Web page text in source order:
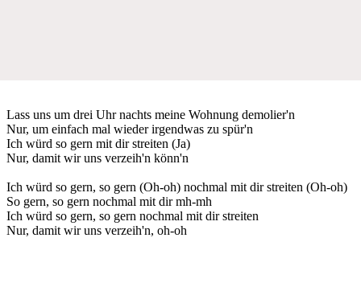
Lass uns um drei Uhr nachts meine Wohnung demolier'n
Nur, um einfach mal wieder irgendwas zu spür'n
Ich würd so gern mit dir streiten (Ja)
Nur, damit wir uns verzeih'n könn'n
Ich würd so gern, so gern (Oh-oh) nochmal mit dir streiten (Oh-oh)
So gern, so gern nochmal mit dir mh-mh
Ich würd so gern, so gern nochmal mit dir streiten
Nur, damit wir uns verzeih'n, oh-oh